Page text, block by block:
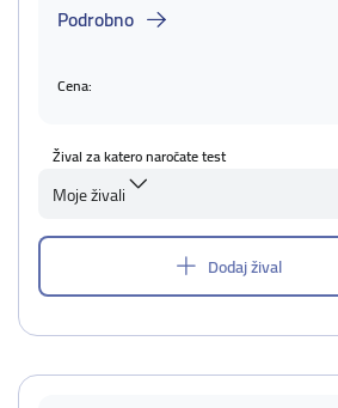
Podrobno
Cena:
Žival za katero naročate test
Moje živali
Dodaj žival